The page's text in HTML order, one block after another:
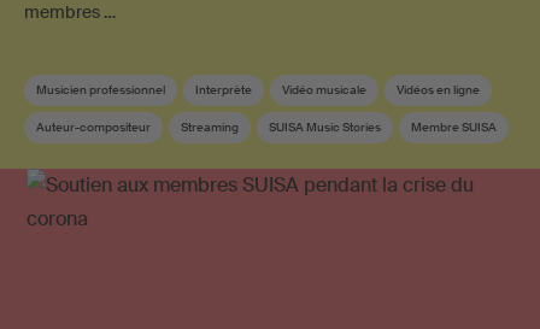
membres …
Musicien professionnel Interprète Vidéo musicale Vidéos en ligne
Auteur-compositeur Streaming SUISA Music Stories Membre SUISA